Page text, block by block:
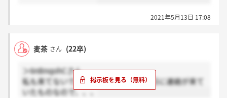
2021年5月13日 17:08
麦茶 さん (22卒)
＞6nBnqohCさん
私も来てないです。前回が選考の次の日に連絡が来て
いたものなので、、、